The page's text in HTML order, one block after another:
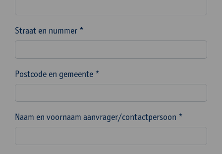
Straat en nummer *
Postcode en gemeente *
Naam en voornaam aanvrager/contactpersoon *